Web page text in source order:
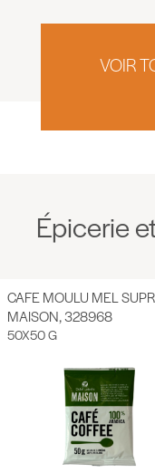
VOIR
Épicerie
CAFE MOULU MEL
MAISON, 328968
50X50 G